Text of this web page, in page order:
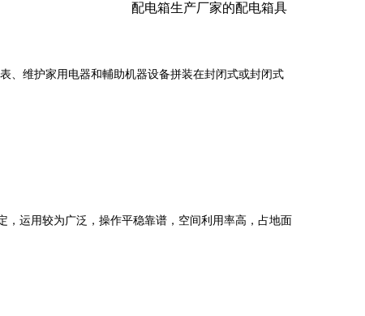
配电箱生产厂家的配电箱具
维护家用电器和輔助机器设备拼装在封闭式或封闭式
用较为广泛，操作平稳靠谱，空间利用率高，占地面